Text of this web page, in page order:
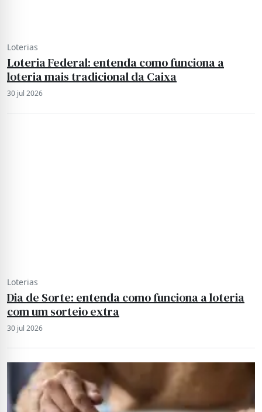
Loterias
Loteria Federal: entenda como funciona a
loteria mais tradicional da Caixa
30 jul 2026
Loterias
Dia de Sorte: entenda como funciona a loteria
com um sorteio extra
30 jul 2026